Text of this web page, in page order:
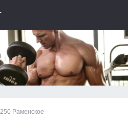
Раменское